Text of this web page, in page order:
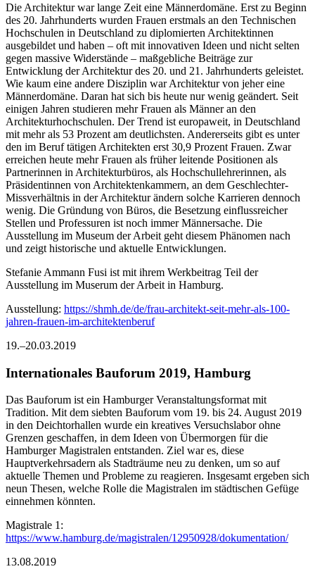
Die Architektur war lange Zeit eine Männerdomäne. Erst zu Beginn
des 20. Jahrhunderts wurden Frauen erstmals an den Technischen
Hochschulen in Deutschland zu diplomierten Architektinnen
ausgebildet und haben – oft mit innovativen Ideen und nicht selten
gegen massive Widerstände – maßgebliche Beiträge zur
Entwicklung der Architektur des 20. und 21. Jahrhunderts geleistet.
Wie kaum eine andere Disziplin war Architektur von jeher eine
Männerdomäne. Daran hat sich bis heute nur wenig geändert. Seit
einigen Jahren studieren mehr Frauen als Männer an den
Architekturhochschulen. Der Trend ist europaweit, in Deutschland
mit mehr als 53 Prozent am deutlichsten. Andererseits gibt es unter
den im Beruf tätigen Architekten erst 30,9 Prozent Frauen. Zwar
erreichen heute mehr Frauen als früher leitende Positionen als
Partnerinnen in Architekturbüros, als Hochschullehrerinnen, als
Präsidentinnen von Architektenkammern, an dem Geschlechter-
Missverhältnis in der Architektur ändern solche Karrieren dennoch
wenig. Die Gründung von Büros, die Besetzung einflussreicher
Stellen und Professuren ist noch immer Männersache. Die
Ausstellung im Museum der Arbeit geht diesem Phänomen nach
und zeigt historische und aktuelle Entwicklungen.
Stefanie Ammann Fusi ist mit ihrem Werkbeitrag Teil der
Ausstellung im Muserum der Arbeit in Hamburg.
Ausstellung: https://shmh.de/de/frau-architekt-seit-mehr-als-100-
jahren-frauen-im-architektenberuf
19.–20.03.2019
Internationales Bauforum 2019, Hamburg
Das Bauforum ist ein Hamburger Veranstaltungsformat mit
Tradition. Mit dem siebten Bauforum vom 19. bis 24. August 2019
in den Deichtorhallen wurde ein kreatives Versuchslabor ohne
Grenzen geschaffen, in dem Ideen von Übermorgen für die
Hamburger Magistralen entstanden. Ziel war es, diese
Hauptverkehrsadern als Stadträume neu zu denken, um so auf
aktuelle Themen und Probleme zu reagieren. Insgesamt ergeben sich
neun Thesen, welche Rolle die Magistralen im städtischen Gefüge
einnehmen könnten.
Magistrale 1:
https://www.hamburg.de/magistralen/12950928/dokumentation/
13.08.2019